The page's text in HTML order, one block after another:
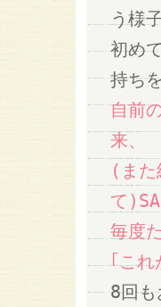
う様
初め
持ち
自前
来、
(また
て
毎度
｢これ
8回